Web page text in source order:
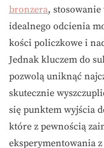
bronzera,
idealnego odcienia
kości policzkowe i
Jednak kluczem do
pozwolą uniknąć
skutecznie
się punktem wyjścia
które z pewnością
eksperymentowania